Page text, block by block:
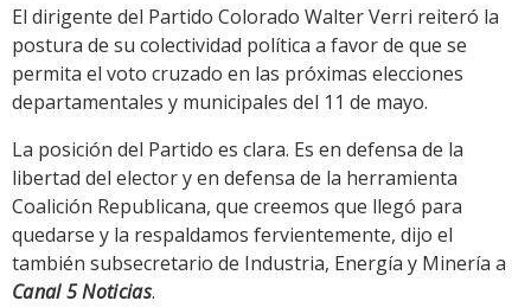
Link
El dirigente del Partido Colorado Walter Verri reiteró la
postura de su colectividad política a favor de que se
permita el voto cruzado en las próximas elecciones
departamentales y municipales del 11 de mayo.
La posición del Partido es clara. Es en defensa de la
libertad del elector y en defensa de la herramienta
Coalición Republicana, que creemos que llegó para
quedarse y la respaldamos fervientemente, dijo el
también subsecretario de Industria, Energía y Minería a
Canal 5 Noticias.